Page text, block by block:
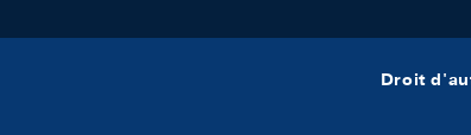
Droit